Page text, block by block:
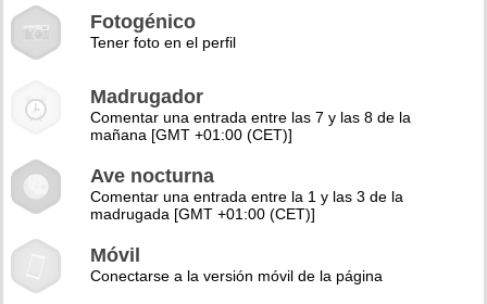
Fotogénico
Tener foto en el perfil
Madrugador
Comentar una entrada entre las 7 y las 8 de la
mañana [GMT +01:00 (CET)]
Ave nocturna
Comentar una entrada entre la 1 y las 3 de la
madrugada [GMT +01:00 (CET)]
Móvil
Conectarse a la versión móvil de la página